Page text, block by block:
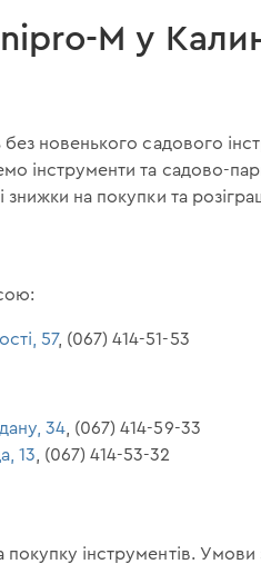
M у
без новенького садового
інструменти та садово-
на покупки та
57, (067) 414-51-53
34 , (067) 414-59-33
13 , (067) 414-53-32
покупку інструментів. Умови